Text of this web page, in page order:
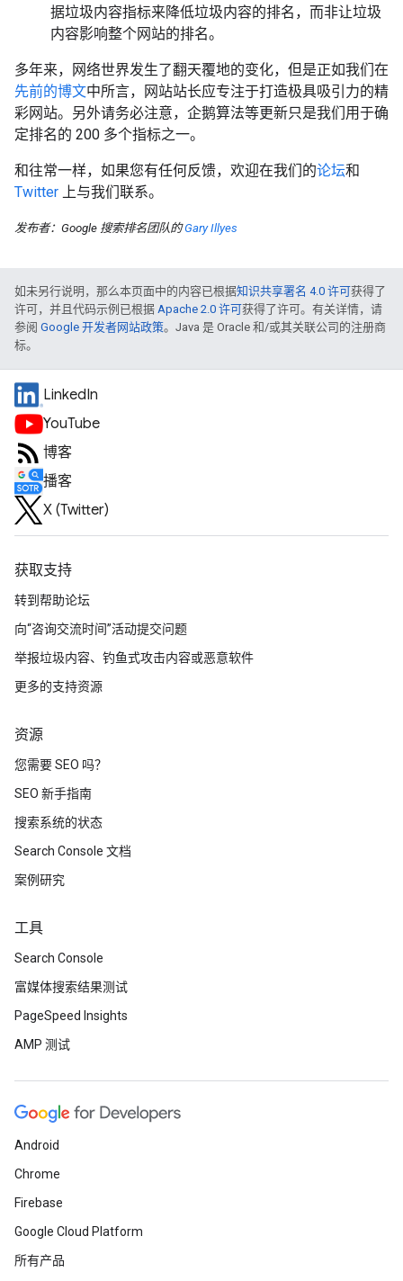
据垃圾内容指标来降低垃圾内容的排名，而非让垃圾
内容影响整个网站的排名。
多年来，网络世界发生了翻天覆地的变化，但是正如我们在
先前的博文中所言，网站站长应专注于打造极具吸引力的精
彩网站。另外请务必注意，企鹅算法等更新只是我们用于确
定排名的 200 多个指标之一。
和往常一样，如果您有任何反馈，欢迎在我们的论坛和
Twitter 上与我们联系。
发布者：Google 搜索排名团队的Gary Illyes
如未另行说明，那么本页面中的内容已根据知识共享署名 4.0 许可获得了
许可，并且代码示例已根据 Apache 2.0 许可获得了许可。有关详情，请
参阅 Google 开发者网站政策。Java 是 Oracle 和/或其关联公司的注册商
标。
LinkedIn
YouTube
博客
播客
X (Twitter)
获取支持
转到帮助论坛
向“咨询交流时间”活动提交问题
举报垃圾内容、钓鱼式攻击内容或恶意软件
更多的支持资源
资源
您需要 SEO 吗？
SEO 新手指南
搜索系统的状态
Search Console 文档
案例研究
工具
Search Console
富媒体搜索结果测试
PageSpeed Insights
AMP 测试
Android
Chrome
Firebase
Google Cloud Platform
所有产品